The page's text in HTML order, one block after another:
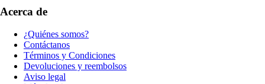
Acerca de
¿Quiénes somos?
Contáctanos
Términos y Condiciones
Devoluciones y reembolsos
Aviso legal